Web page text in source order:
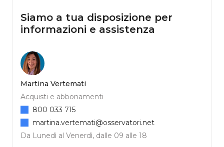
Siamo a tua disposizione per
informazioni e assistenza
Martina Vertemati
Acquisti e abbonamenti
Da Lunedì al Venerdì, dalle 09 alle 18
800 033 715
martina.vertemati@osservatori.net